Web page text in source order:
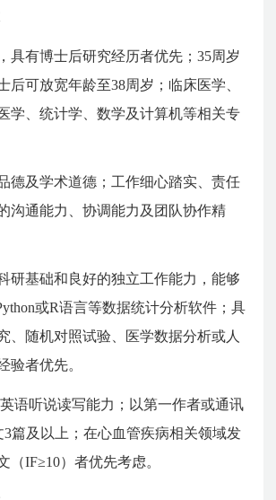
，具有博士后研究经历者优先；35周岁
后可放宽年龄至38周岁；临床医学、
学、统计学、数学及计算机等相关专
德及学术道德；工作细心踏实、责任
沟通能力、协调能力及团队协作精
研基础和良好的独立工作能力，能够
或R语言等数据统计分析软件；具
、随机对照试验、医学数据分析或人
验者优先。
语听说读写能力；以第一作者或通讯
3篇及以上；在心血管疾病相关领域发
（IF≥10）者优先考虑。